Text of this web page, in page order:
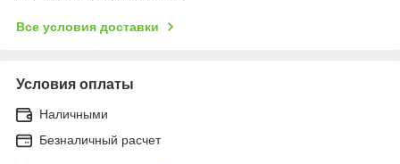
Все условия доставки
Условия оплаты
Наличными
Безналичный расчет